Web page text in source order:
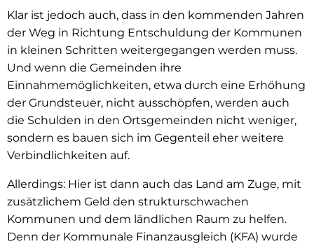
Klar ist jedoch auch, dass in den kommenden Jahren
der Weg in Richtung Entschuldung der Kommunen
in kleinen Schritten weitergegangen werden muss.
Und wenn die Gemeinden ihre
Einnahmemöglichkeiten, etwa durch eine Erhöhung
der Grundsteuer, nicht ausschöpfen, werden auch
die Schulden in den Ortsgemeinden nicht weniger,
sondern es bauen sich im Gegenteil eher weitere
Verbindlichkeiten auf.
Allerdings: Hier ist dann auch das Land am Zuge, mit
zusätzlichem Geld den strukturschwachen
Kommunen und dem ländlichen Raum zu helfen.
Denn der Kommunale Finanzausgleich (KFA) wurde